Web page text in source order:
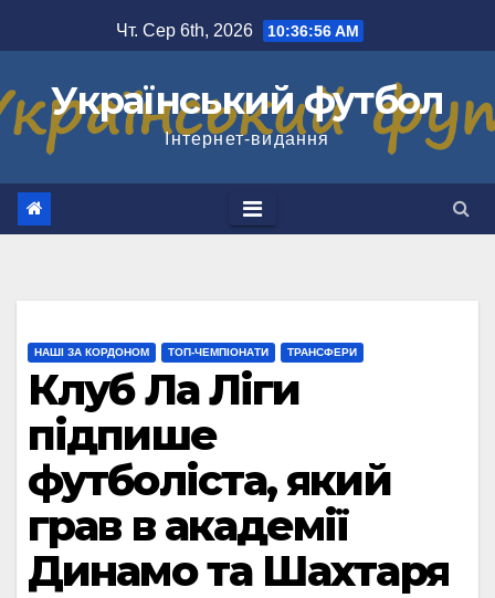
до
Чт. Сер 6th, 2026 10:36:57 AM
Український футбол
Інтернет-видання
НАШІ ЗА КОРДОНОМ ТОП-ЧЕМПІОНАТИ ТРАНСФЕРИ
Клуб Ла Ліги
підпише
футболіста, який
грав в академії
Динамо та Шахтаря